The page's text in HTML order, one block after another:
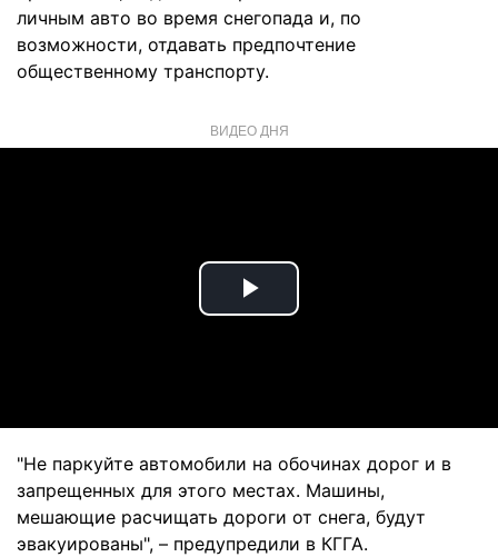
личным авто во время снегопада и, по
возможности, отдавать предпочтение
общественному транспорту.
ВИДЕО ДНЯ
Play
"Не паркуйте автомобили на обочинах дорог и в
запрещенных для этого местах. Машины,
мешающие расчищать дороги от снега, будут
эвакуированы", – предупредили в КГГА.